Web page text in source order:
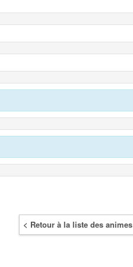
< Retour à la liste des animes